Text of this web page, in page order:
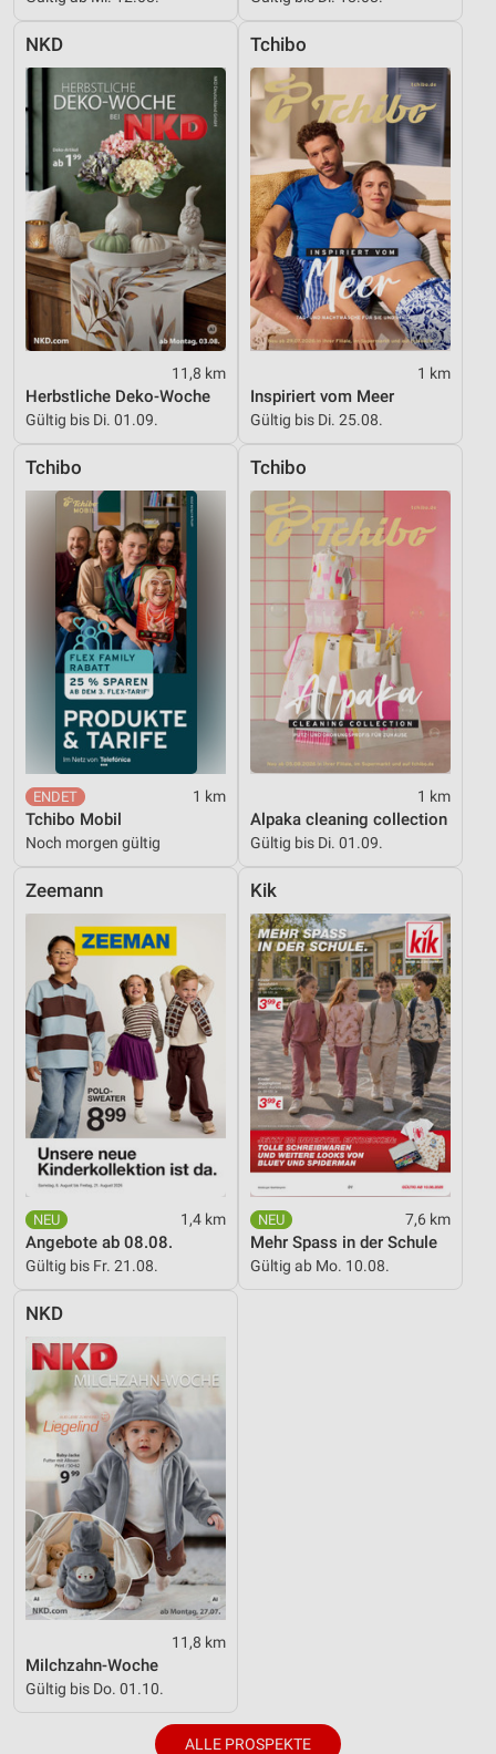
NKD
11,8 km
Herbstliche Deko-Woche
Gültig bis Di. 01.09.
Tchibo
1 km
Inspiriert vom Meer
Gültig bis Di. 25.08.
Tchibo
1 km
Tchibo Mobil
Noch morgen gültig
Tchibo
1 km
Alpaka cleaning collection
Gültig bis Di. 01.09.
Zeemann
1,4 km
Angebote ab 08.08.
Gültig bis Fr. 21.08.
Kik
7,6 km
Mehr Spass in der Schule
Gültig ab Mo. 10.08.
NKD
11,8 km
Milchzahn-Woche
Gültig bis Do. 01.10.
ALLE PROSPEKTE
Inhalten
IAB-Besonderheiten:
Verwendung genauer Standortdaten
Geräte anhand von aktiv angeforderten
Informationen identifizieren
Nicht-IAB-Verarbeitungszwecke:
Notwendig
Performance
Funktional